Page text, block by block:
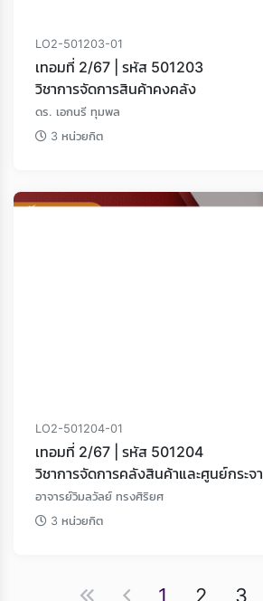
LO2-501203-01
เทอมที่ 2/67 | รหัส 501203
วิชาการจัดการสินค้าคงคลัง
ดร. เอกนรี ทุมพล
3 หน่วยกิต
LO2-501204-01
เทอมที่ 2/67 | รหัส 501204
วิชาการจัดการคลังสินค้าและศูนย์กระจ
อาจารย์วิมลวัลย์ ทรงศิริยศ
3 หน่วยกิต
1 2 3